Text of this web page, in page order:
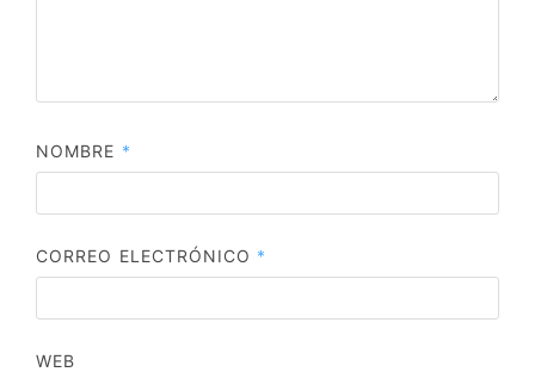
NOMBRE *
CORREO ELECTRÓNICO *
WEB